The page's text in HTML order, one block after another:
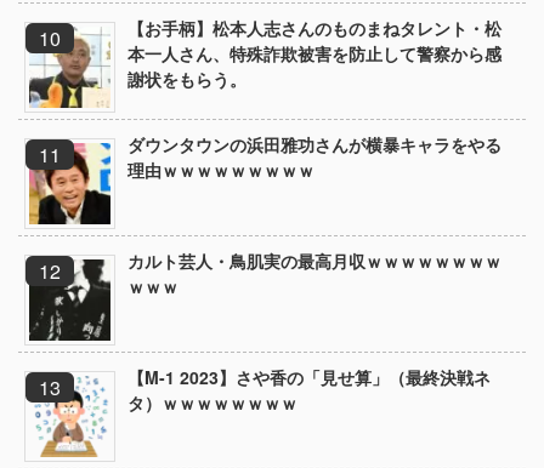
【お手柄】松本人志さんのものまねタレント・松
本一人さん、特殊詐欺被害を防止して警察から感
謝状をもらう。
ダウンタウンの浜田雅功さんが横暴キャラをやる
理由ｗｗｗｗｗｗｗｗｗ
カルト芸人・鳥肌実の最高月収ｗｗｗｗｗｗｗｗ
ｗｗｗ
【M-1 2023】さや香の「見せ算」（最終決戦ネ
タ）ｗｗｗｗｗｗｗｗ